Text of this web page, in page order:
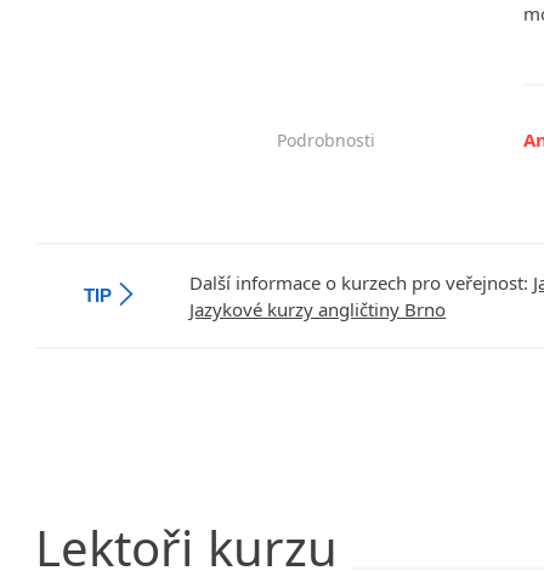
Podrobnosti
TIP
Další informace o kurzech pro veřejnost:
Jazykové kurzy angličtiny Brno
Lektoři kurzu